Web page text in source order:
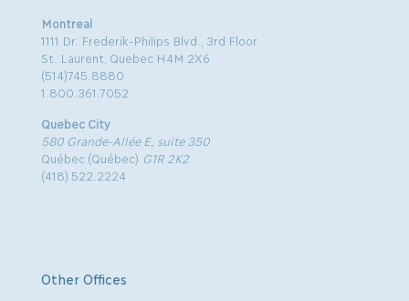
Montreal
1111 Dr. Frederik-Philips Blvd., 3rd Floor
St. Laurent, Quebec H4M 2X6
(514)745.8880
1.800.361.7052
Quebec City
580 Grande-Allée E, suite 350
Québec (Québec) G1R 2K2
(418) 522.2224
Other Offices